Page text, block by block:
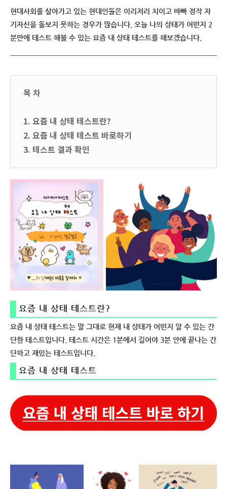
탁드립니다.
현대사회를 살아가고 있는 현대인들은 이리저리 치이고 바빠 정작 자
기자신을 돌보지 못하는 경우가 많습니다. 오늘 나의 상태가 어떤지 2
분만에 테스트 해볼 수 있는 요즘 내 상태 테스트를 해보겠습니다.
목 차
1. 요즘 내 상태 테스트란?
2. 요즘 내 상태 테스트 바로하기
3. 테스트 결과 확인
요즘 내 상태 테스트란?
요즘 내 상태 테스트는 말 그대로 현재 내 상태가 어떤지 알 수 있는 간
단한 테스트입니다. 테스트 시간은 1분에서 길어야 3분 안에 끝나는 간
단하고 재밌는 테스트입니다.
요즘 내 상태 테스트